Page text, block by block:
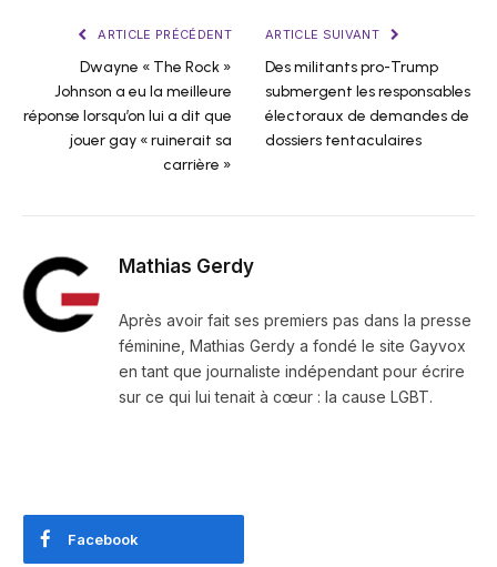
ARTICLE PRÉCÉDENT
Dwayne « The Rock »
Johnson a eu la meilleure
réponse lorsqu’on lui a dit que
jouer gay « ruinerait sa
carrière »
ARTICLE SUIVANT
Des militants pro-Trump
submergent les responsables
électoraux de demandes de
dossiers tentaculaires
Mathias Gerdy
Après avoir fait ses premiers pas dans la presse
féminine, Mathias Gerdy a fondé le site Gayvox
en tant que journaliste indépendant pour écrire
sur ce qui lui tenait à cœur : la cause LGBT.
Facebook